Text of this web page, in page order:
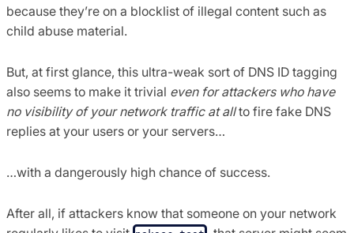
because they’re on a blocklist of illegal content such as
child abuse material.
But, at first glance, this ultra-weak sort of DNS ID tagging
also seems to make it trivial even for attackers who have
no visibility of your network traffic at allto fire fake DNS
replies at your users or your servers…
…with a dangerously high chance of success.
After all, if attackers know that someone on your network